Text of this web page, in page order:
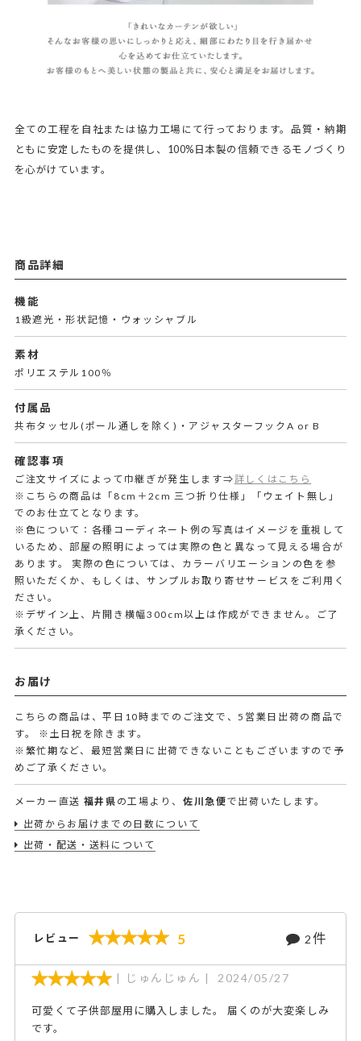
全ての工程を自社または協力工場にて行っております。品質・納期
ともに安定したものを提供し、100%日本製の信頼できるモノづくり
を心がけています。
商品詳細
機能
1級遮光・形状記憶・ウォッシャブル
素材
ポリエステル100％
付属品
共布タッセル(ポール通しを除く)・アジャスターフックA or B
確認事項
ご注文サイズによって巾継ぎが発生します⇒詳しくはこちら
※こちらの商品は「8cm＋2cm 三つ折り仕様」「ウェイト無し」
でのお仕立てとなります。
※色について：各種コーディネート例の写真はイメージを重視して
いるため、部屋の照明によっては実際の色と異なって見える場合が
あります。 実際の色については、カラーバリエーションの色を参
照いただくか、もしくは、サンプルお取り寄せサービスをご利用く
ださい。
※デザイン上、片開き横幅300cm以上は作成ができません。ご了
承ください。
お届け
こちらの商品は、平日10時までのご注文で、5営業日出荷の商品で
す。
※土日祝を除きます。
※繁忙期など、最短営業日に出荷できないこともございますので予
めご了承ください。
メーカー直送 福井県 の工場より、 佐川急便で出荷いたします。
出荷からお届けまでの日数について
出荷・配送・送料について
レビュー 5 2件
じゅんじゅん 2024/05/27
可愛くて子供部屋用に購入しました。 届くのが大変楽しみ
です。